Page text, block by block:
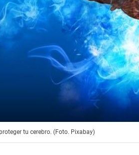
tu cerebro. (Foto. Pixabay)